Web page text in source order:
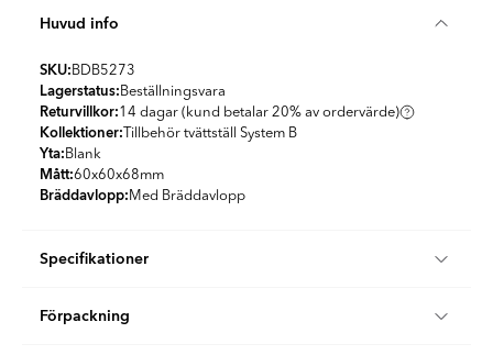
Huvud info
SKU: BDB5273
Lagerstatus: Beställningsvara
Returvillkor:14 dagar (kund betalar 20% av ordervärde)
Kollektioner: Tillbehör tvättställ System B
Yta: Blank
Mått:60x60x68mm
Bräddavlopp: Med Bräddavlopp
Specifikationer
Produktmaterial:
Utseende: Enfärgad
Förpackning